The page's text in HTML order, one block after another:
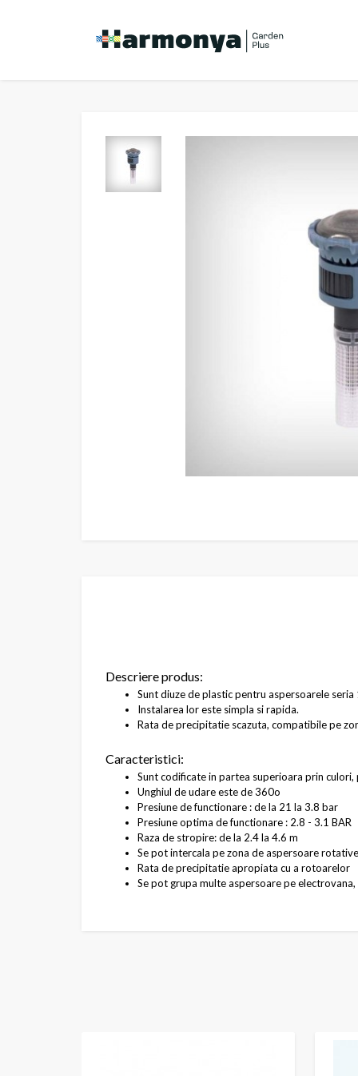
Descriere produs:
Sunt diuze de plastic pentru aspersoarele
Instalarea lor este simpla si rapida.
Rata de precipitatie scazuta, compatibile pe
Caracteristici:
Sunt codificate in partea superioara prin
Unghiul de udare este de 360o
Presiune de functionare : de la 21 la 3.8 bar
Presiune optima de functionare : 2.8 - 3.1 BAR
Raza de stropire: de la 2.4 la 4.6 m
Se pot intercala pe zona de aspersoare
Rata de precipitatie apropiata cu a rotoarelor
Se pot grupa multe aspersoare pe